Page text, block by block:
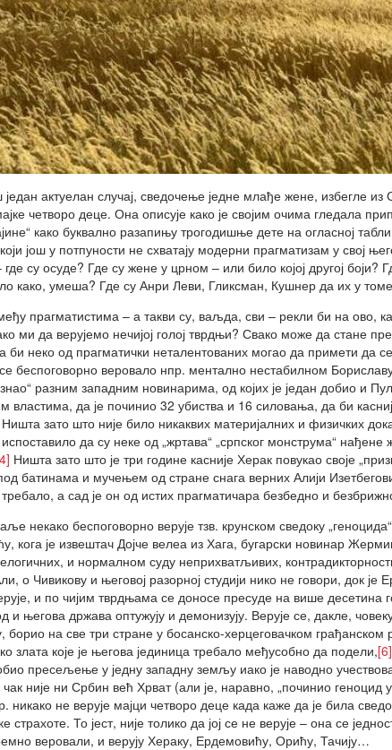
актуелан случај, сведочење једне млађе жене, избегле из
четворо деце. Она описује како је својим очима гледала
како буквално разапињу трогодишње дете на огласној
још у потпуности не схватају модерни прагматизам у свој
где су осуде? Где су жене у црном – или било којој другој боји?
како, умеша? Где су Анри Леви, Гликсман, Кушнер да их у
прагматистима – а такви су, ваљда, сви – рекли би на ово,
ми да верујемо нечијој голој тврдњи? Свако може да стане
би неко од прагматички неталентованих могао да примети да
беспоговорно веровало нпр. ментално нестабилном
разним западним новинарима, од којих је један добио и
властима, да је починио 32 убиства и 16 силовања, да би
Ништа зато што није било никаквих материјалних и физичких
испоставило да су неке од „жртава“ „српског монструма“
Ништа зато што је три године касније Херак повукао своје
батинама и мучењем од стране снага верних Алији
требало, а сад је он од истих прагматичара безбедно и
некако беспоговорно верује тзв. крунском сведоку
кога је извештач Дојче велеа из Хага, бугарски новинар
и нормалном суду неприхватљивих,
о Чивикову и његовој разорној студији нико не говори, док
и по чијим тврдњама се доносе пресуде на више десетина
и његова држава оптужују и демонизују. Верује се, дакле,
борио на све три стране у босанско-херцеговачком грађанском
злата које је његова јединица требало међусобно да подели,[6]
пресељење у једну западну земљу иако је наводно
није ни Србин већ Хрват (али је, наравно, „починио геноцид
никако не верује мајци четворо деце када каже да је била
страхоте. То јест, није толико да јој се не верује – она се
веровали, и верују Хераку, Ердемовићу, Орићу, Тачију…